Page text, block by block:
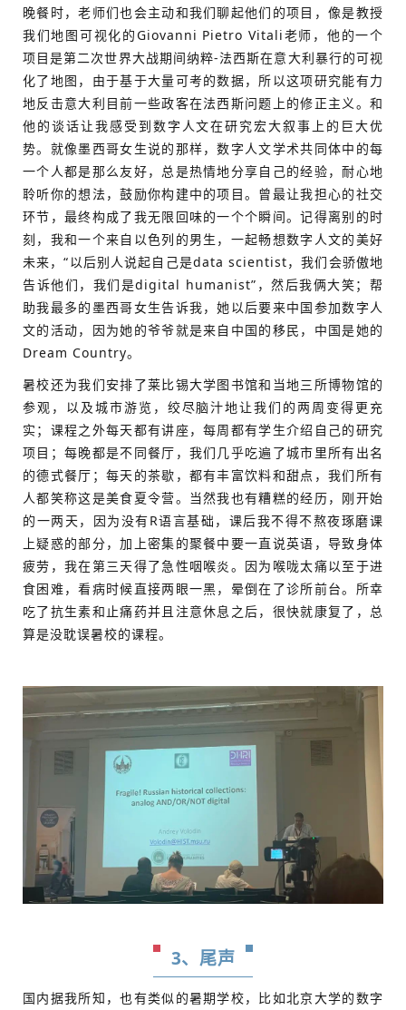
晚餐时，老师们也会主动和我们聊起他们的项目，像是教授
我们地图可视化的Giovanni Pietro Vitali老师，他的一个
项目是第二次世界大战期间纳粹-法西斯在意大利暴行的可视
化了地图，由于基于大量可考的数据，所以这项研究能有力
地反击意大利目前一些政客在法西斯问题上的修正主义。和
他的谈话让我感受到数字人文在研究宏大叙事上的巨大优
势。就像墨西哥女生说的那样，数字人文学术共同体中的每
一个人都是那么友好，总是热情地分享自己的经验，耐心地
聆听你的想法，鼓励你构建中的项目。曾最让我担心的社交
环节，最终构成了我无限回味的一个个瞬间。记得离别的时
刻，我和一个来自以色列的男生，一起畅想数字人文的美好
未来，“以后别人说起自己是data scientist，我们会骄傲地
告诉他们，我们是digital humanist”，然后我俩大笑；帮
助我最多的墨西哥女生告诉我，她以后要来中国参加数字人
文的活动，因为她的爷爷就是来自中国的移民，中国是她的
Dream Country。
暑校还为我们安排了莱比锡大学图书馆和当地三所博物馆的
参观，以及城市游览，绞尽脑汁地让我们的两周变得更充
实；课程之外每天都有讲座，每周都有学生介绍自己的研究
项目；每晚都是不同餐厅，我们几乎吃遍了城市里所有出名
的德式餐厅；每天的茶歇，都有丰富饮料和甜点，我们所有
人都笑称这是美食夏令营。当然我也有糟糕的经历，刚开始
的一两天，因为没有R语言基础，课后我不得不熬夜琢磨课
上疑惑的部分，加上密集的聚餐中要一直说英语，导致身体
疲劳，我在第三天得了急性咽喉炎。因为喉咙太痛以至于进
食困难，看病时候直接两眼一黑，晕倒在了诊所前台。所幸
吃了抗生素和止痛药并且注意休息之后，很快就康复了，总
算是没耽误暑校的课程。
3、尾声
国内据我所知，也有类似的暑期学校，比如北京大学的数字